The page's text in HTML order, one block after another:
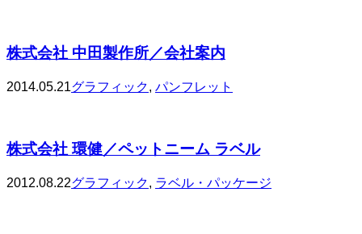
株式会社 中田製作所／会社案内
2014.05.21グラフィック, パンフレット
株式会社 環健／ペットニーム ラベル
2012.08.22グラフィック, ラベル・パッケージ